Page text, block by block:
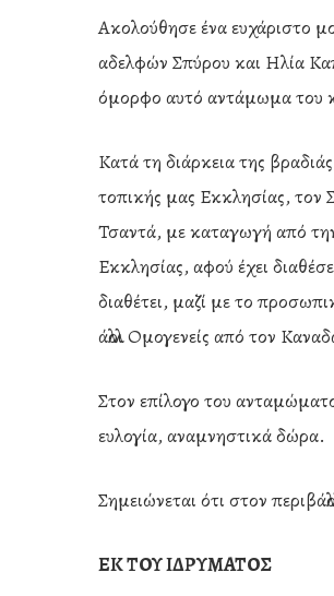
Ακολούθησε ένα ευχάριστο
αδελφών Σπύρου και Ηλία
όμορφο αυτό αντάμωμα του
Κατά τη διάρκεια της
τοπικής μας Εκκλησίας, τον
Τσαντά, με καταγωγή από
Εκκλησίας, αφού έχει
διαθέτει, μαζί με το
άλλοι Ομογενείς από τον
Στον επίλογο του
ευλογία, αναμνηστικά δώρα.
Σημειώνεται ότι στον
ΕΚ ΤΟΥ ΙΔΡΥΜΑΤΟΣ